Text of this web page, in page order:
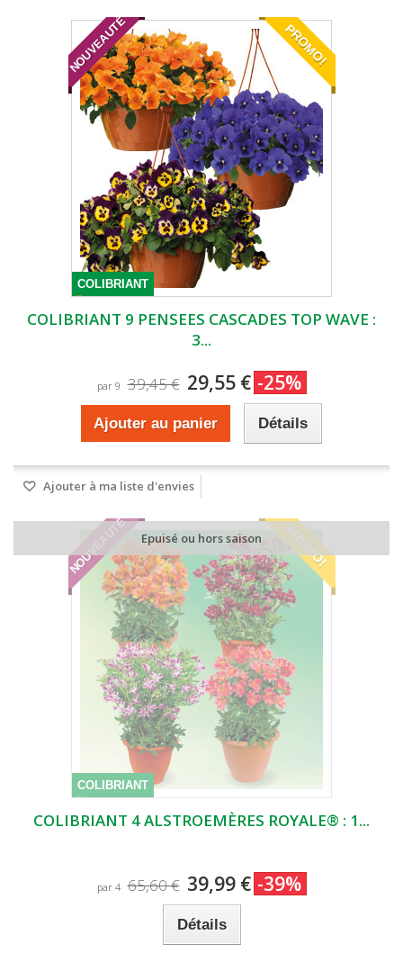
NOUVEAUTÉ
COLIBRIANT
PROMO!
COLIBRIANT 9 PENSEES CASCADES TOP WAVE :
3...
par 9 39,45 € 29,55 € -25%
Ajouter au panier Détails
Ajouter à ma liste d'envies
Epuisé ou hors saison
NOUVEAUTÉ
COLIBRIANT
PROMO!
COLIBRIANT 4 ALSTROEMÈRES ROYALE® : 1...
par 4 65,60 € 39,99 € -39%
Détails